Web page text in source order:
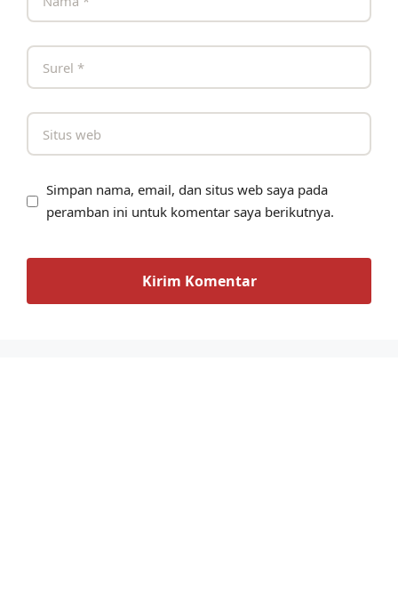
Simpan nama, email, dan situs web saya pada
peramban ini untuk komentar saya berikutnya.